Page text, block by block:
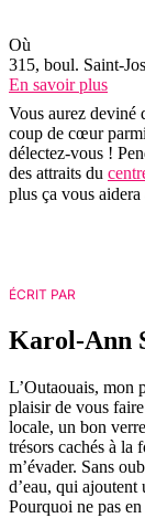
Où
315, boul. Saint-
En savoir plus
Vous aurez deviné
coup de cœur
délectez-vous !
des attraits du
plus ça vous
ÉCRIT PAR
Karol-Ann
L’Outaouais, mon
plaisir de vous
locale, un bon
trésors cachés à la
m’évader. Sans
d’eau, qui ajoutent
Pourquoi ne pas